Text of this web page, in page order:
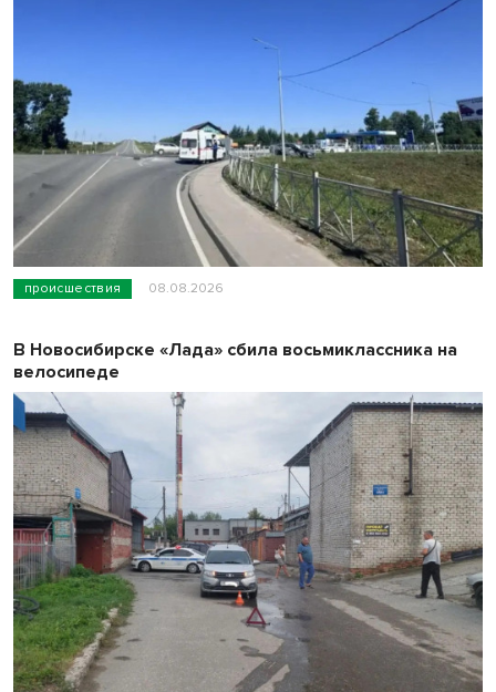
происшествия 08.08.2026
В Новосибирске «Лада» сбила восьмиклассника на
велосипеде